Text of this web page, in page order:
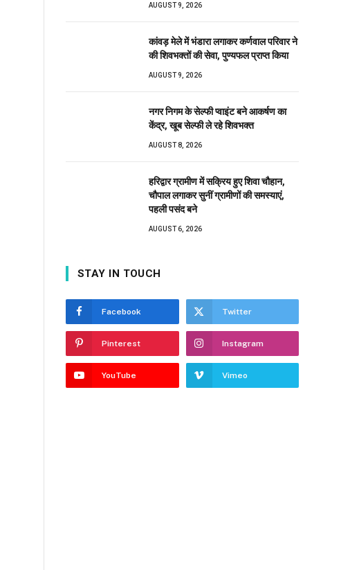
AUGUST 9, 2026
कांवड़ मेले में भंडारा लगाकर कर्णवाल परिवार ने
की शिवभक्तों की सेवा, पुण्यफल प्राप्त किया
AUGUST 9, 2026
नगर निगम के सेल्फी प्वाइंट बने आकर्षण का
केंद्र, खूब सेल्फी ले रहे शिवभक्त
AUGUST 8, 2026
हरिद्वार ग्रामीण में सक्रिय हुए शिवा चौहान,
चौपाल लगाकर सुनीं ग्रामीणों की समस्याएं,
पहली पसंद बने
AUGUST 6, 2026
STAY IN TOUCH
Facebook Twitter
Pinterest Instagram
YouTube Vimeo